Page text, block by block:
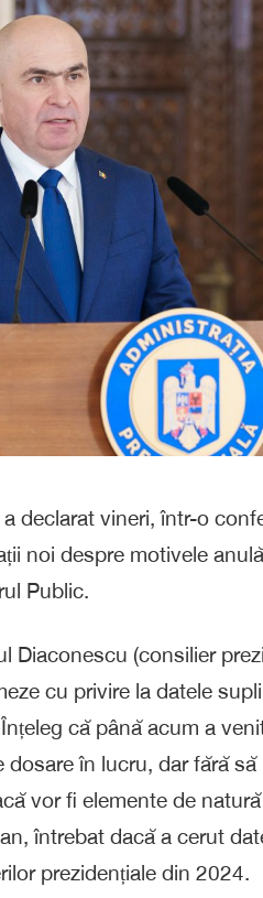
declarat vineri, într-o
noi despre motivele
Public.
Diaconescu (consilier
cu privire la datele
că până acum a
în lucru, dar fără
vor fi elemente de
întrebat dacă a cerut
prezidențiale din 2024.